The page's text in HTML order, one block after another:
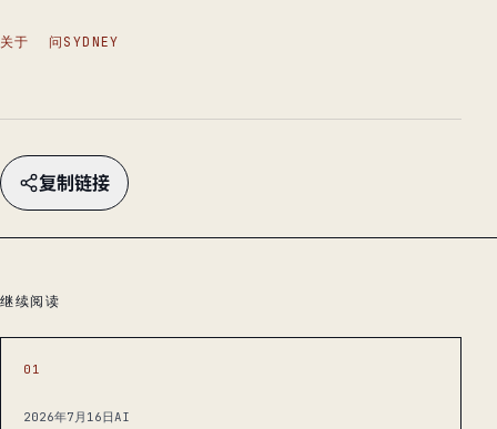
关于 问SYDNEY
复制链接
继续阅读
01
2026年7月16日AI